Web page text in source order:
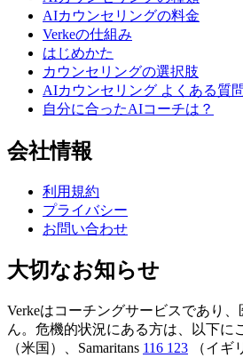
AIカウンセリングの料金
Verkeの仕組み
はじめかた
カウンセリングの選択肢
AIカウンセリング よくある質問
自分に合ったAIコーチは？
会社情報
利用規約
プライバシー
お問い合わせ
大切なお知らせ
Verkeはコーチングサービスであり
ん。危機的状況にある方は、以下に
（米国）、Samaritans 116 123
（イギ